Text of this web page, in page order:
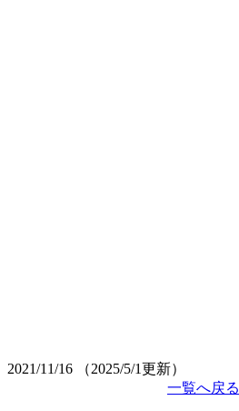
2021/11/16
（2025/5/1更新）
一覧へ戻る